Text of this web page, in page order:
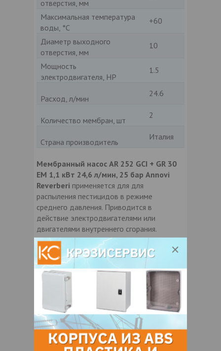
отверстия, мм
Максимальная температура
воды, °C
+60
Диаметр выходного
отверстия, мм
10
Мощность
электродвигателя, HP
1.5
Расход, л/мин
24.6
Количество мембран, шт
2
Страна производитель
Италия
Мембранный насос AR 252 GCI + GR 30
EM 1,1 кВт 24,6 л/мин, 25 бар Annovi
Reverberi применяется для для
распыления пестицидов в режиме
среднего давления. Приводится в
действие электродвигателями или
двигателями внутреннего сгорания.
Назначение:
Мембранные насосы используются
в сельском хозяйстве, агропроме,
садоводстве в качестве насосной
станции на опрыскивающих машинах и
тачках, а также для подачи средств
защиты и обработки растений в
садах, теплицах, фруктовых садах и
виноградниках.